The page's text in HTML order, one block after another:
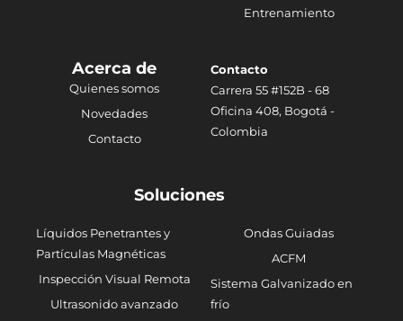
Entrenamiento
Acerca de
Quienes somos
Novedades
Contacto
Contacto
Carrera 55 #152B - 68
Oficina 408, Bogotá -
Colombia
Soluciones
Líquidos Penetrantes y
Partículas Magnéticas
Inspección Visual Remota
Ultrasonido avanzado
Ondas Guiadas
ACFM
Sistema Galvanizado en
frío